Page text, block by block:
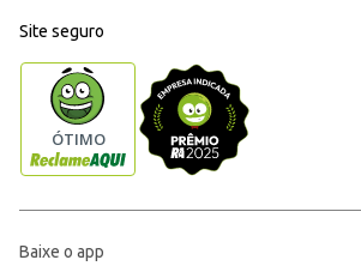
Site seguro
Baixe o app